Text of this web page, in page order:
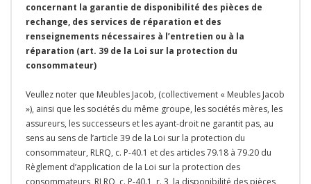
concernant la garantie de disponibilité des pièces de
rechange, des services de réparation et des
renseignements nécessaires à l’entretien ou à la
réparation (art. 39 de la Loi sur la protection du
consommateur)
Veullez noter que Meubles Jacob, (collectivement « Meubles Jacob
»), ainsi que les sociétés du même groupe, les sociétés mères, les
assureurs, les successeurs et les ayant-droit ne garantit pas, au
sens au sens de l’article 39 de la Loi sur la protection du
consommateur, RLRQ, c. P-40.1 et des articles 79.18 à 79.20 du
Règlement d’application de la Loi sur la protection des
consommateurs, RLRQ, c. P-40.1, r. 3, la disponibilité des pièces